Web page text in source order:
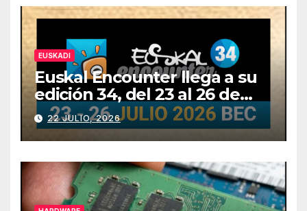
EUSKADI
Euskal Encounter llega a su
edición 34, del 23 al 26 de
julio
22 JULIO, 2026